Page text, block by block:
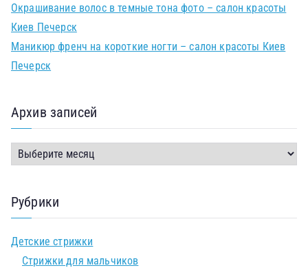
Окрашивание волос в темные тона фото – салон красоты
Киев Печерск
Маникюр френч на короткие ногти – салон красоты Киев
Печерск
Архив записей
Рубрики
Детские стрижки
Стрижки для мальчиков